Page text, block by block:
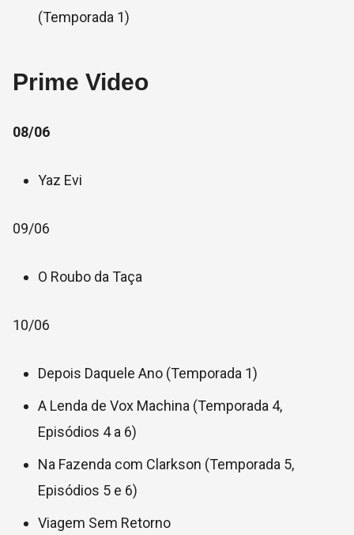
(Temporada 1)
Prime Video
08/06
Yaz Evi
09/06
O Roubo da Taça
10/06
Depois Daquele Ano (Temporada 1)
A Lenda de Vox Machina (Temporada 4,
Episódios 4 a 6)
Na Fazenda com Clarkson (Temporada 5,
Episódios 5 e 6)
Viagem Sem Retorno